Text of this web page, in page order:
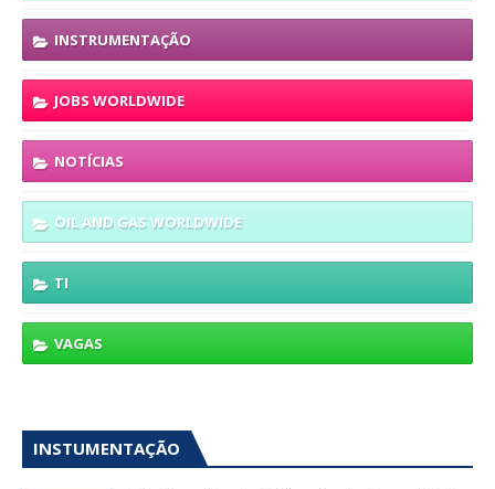
INSTRUMENTAÇÃO
JOBS WORLDWIDE
NOTÍCIAS
OIL AND GAS WORLDWIDE
TI
VAGAS
INSTUMENTAÇÃO